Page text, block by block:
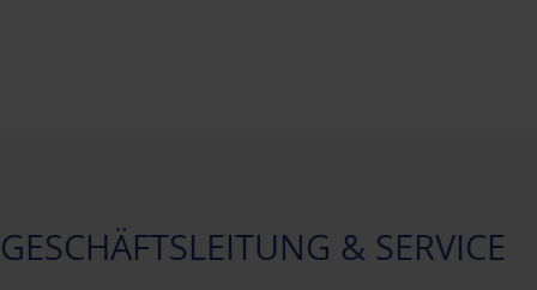
GESCHÄFTSLEITUNG & SERVICE